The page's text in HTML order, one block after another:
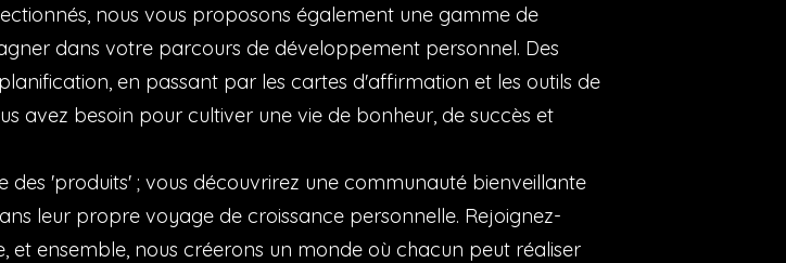
nous vous proposons également une gamme de
dans votre parcours de développement personnel. Des
en passant par les cartes d'affirmation et les outils de
avez besoin pour cultiver une vie de bonheur, de succès et
des 'produits' ; vous découvrirez une communauté bienveillante
leur propre voyage de croissance personnelle. Rejoignez-
et ensemble, nous créerons un monde où chacun peut réaliser